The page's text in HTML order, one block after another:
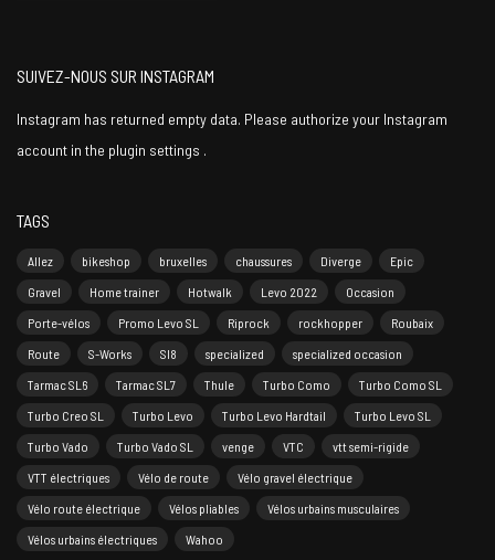
SUIVEZ-NOUS SUR INSTAGRAM
Instagram has returned empty data. Please authorize your Instagram
account in the plugin settings .
TAGS
Allez bikeshop bruxelles chaussures Diverge
Epic
Gravel
Home trainer Hotwalk Levo 2022
Occasion
Porte-vélos
Promo Levo SL Riprock rockhopper
Roubaix
Route
S-Works Sl8 specialized
specialized occasion
Tarmac SL6
Tarmac SL7 Thule Turbo Como
Turbo Como SL
Turbo Creo SL
Turbo Levo Turbo Levo Hardtail
Turbo Levo SL
Turbo Vado
Turbo Vado SL venge VTC
vtt semi-rigide
VTT électriques
Vélo de route
Vélo gravel électrique
Vélo route électrique
Vélos pliables
Vélos urbains musculaires
Vélos urbains électriques
Wahoo